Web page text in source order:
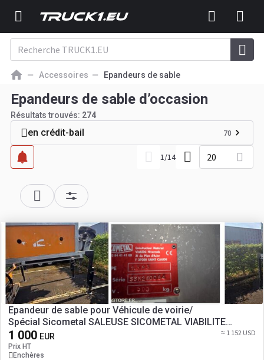
Accessoires Epandeurs de sable
Epandeurs de sable d’occasion
Résultats trouvés: 274
en crédit-bail 70
1/14 20
Epandeur de sable pour Véhicule de voirie/
Spécial Sicometal SALEUSE SICOMETAL VIABILITE
HIVERNALE 022088FE1 Année 2021
1 000 EUR
Prix HT
Enchères
≈ 1 152 USD